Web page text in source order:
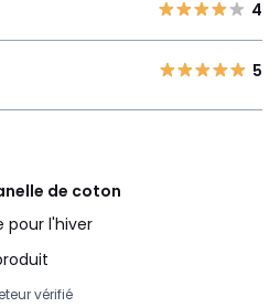
4
5
de coton
pour l'hiver
vérifié